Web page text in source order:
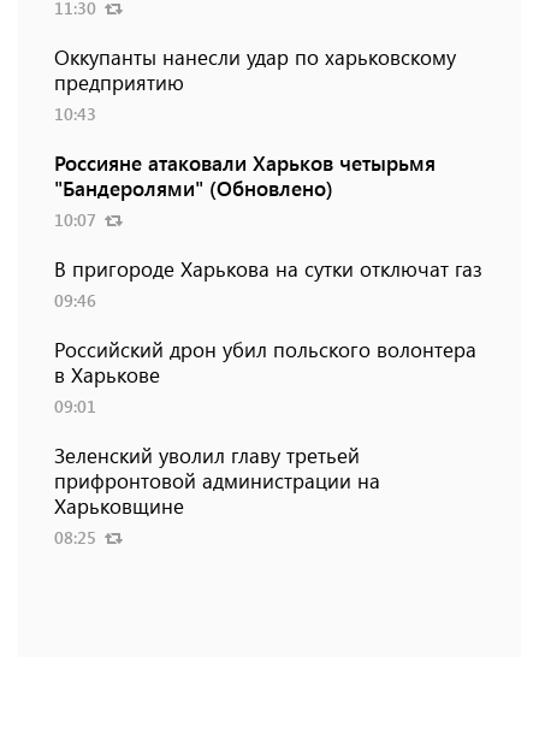
11:30
Оккупанты нанесли удар по харьковскому
предприятию
10:43
Россияне атаковали Харьков четырьмя
"Бандеролями" (Обновлено)
10:07
В пригороде Харькова на сутки отключат газ
09:46
Российский дрон убил польского волонтера
в Харькове
09:01
Зеленский уволил главу третьей
прифронтовой администрации на
Харьковщине
08:25